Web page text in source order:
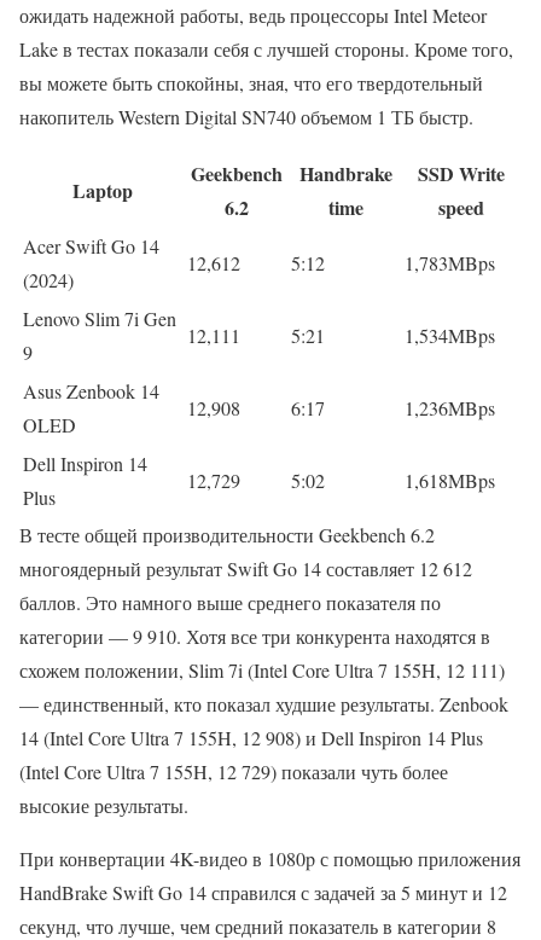
ожидать надежной работы, ведь процессоры Intel Meteor
Lake в тестах показали себя с лучшей стороны. Кроме того,
вы можете быть спокойны, зная, что его твердотельный
накопитель Western Digital SN740 объемом 1 ТБ быстр.
Laptop
Geekbench
6.2
Handbrake
time
SSD Write
speed
Acer Swift Go 14
(2024)
12,612 5:12 1,783MBps
Lenovo Slim 7i Gen
9
12,111 5:21 1,534MBps
Asus Zenbook 14
OLED
12,908 6:17 1,236MBps
Dell Inspiron 14
Plus
12,729 5:02 1,618MBps
В тесте общей производительности Geekbench 6.2
многоядерный результат Swift Go 14 составляет 12 612
баллов. Это намного выше среднего показателя по
категории — 9 910. Хотя все три конкурента находятся в
схожем положении, Slim 7i (Intel Core Ultra 7 155H, 12 111)
— единственный, кто показал худшие результаты. Zenbook
14 (Intel Core Ultra 7 155H, 12 908) и Dell Inspiron 14 Plus
(Intel Core Ultra 7 155H, 12 729) показали чуть более
высокие результаты.
При конвертации 4K-видео в 1080p с помощью приложения
HandBrake Swift Go 14 справился с задачей за 5 минут и 12
секунд, что лучше, чем средний показатель в категории 8